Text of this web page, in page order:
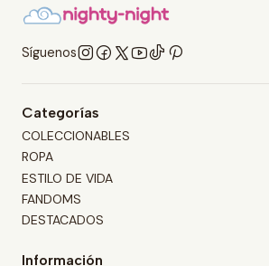
Síguenos
Categorías
COLECCIONABLES
ROPA
ESTILO DE VIDA
FANDOMS
DESTACADOS
Información